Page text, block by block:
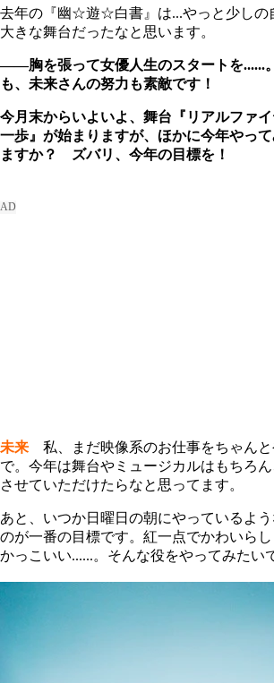
去年の『幽☆遊☆白書』は...やっと少しの
大きな舞台だったなと思います。
――胸を張って女優人生のスタートを......
も、未来さんの努力も素敵です！
今月末からいよいよ、舞台『リアルファ
一歩』が始まりますが、ほかに今年やっ
ますか？ ズバリ、今年の目標を！
未来 私、まだ映像系のお仕事をちゃん
で。今年は舞台やミュージカルはもちろ
させていただけたらなと思ってます。
あと、いつか日曜日の朝にやっているよ
のが一番の目標です。紅一点でかわいら
かっこいい......。そんな役をやってみたい